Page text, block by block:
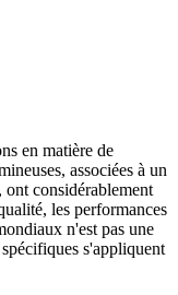
en matière de
associées à un
ont considérablement
les performances
n'est pas une
s'appliquent